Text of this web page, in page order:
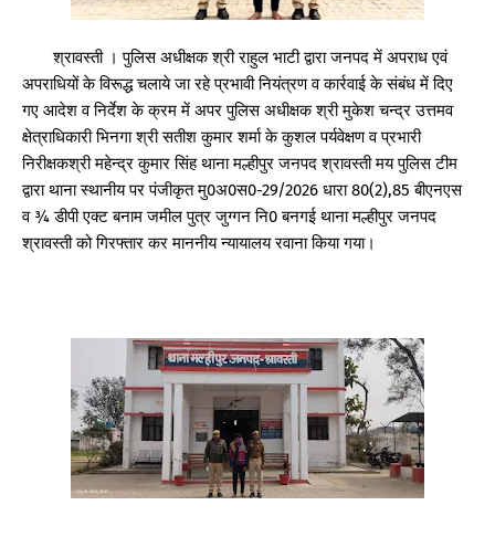
श्रावस्ती । पुलिस अधीक्षक श्री राहुल भाटी द्वारा जनपद में अपराध एवं
अपराधियों के विरूद्ध चलाये जा रहे प्रभावी नियंत्रण व कार्रवाई के संबंध में दिए
गए आदेश व निर्देश के क्रम में अपर पुलिस अधीक्षक श्री मुकेश चन्द्र उत्तमव
क्षेत्राधिकारी भिनगा श्री सतीश कुमार शर्मा के कुशल पर्यवेक्षण व प्रभारी
निरीक्षकश्री महेन्द्र कुमार सिंह थाना मल्हीपुर जनपद श्रावस्ती मय पुलिस टीम
द्वारा थाना स्थानीय पर पंजीकृत मु0अ0स0-29/2026 धारा 80(2),85 बीएनएस
व ¾ डीपी एक्ट बनाम जमील पुत्र जुग्गन नि0 बनगई थाना मल्हीपुर जनपद
श्रावस्ती को गिरफ्तार कर माननीय न्यायालय रवाना किया गया।